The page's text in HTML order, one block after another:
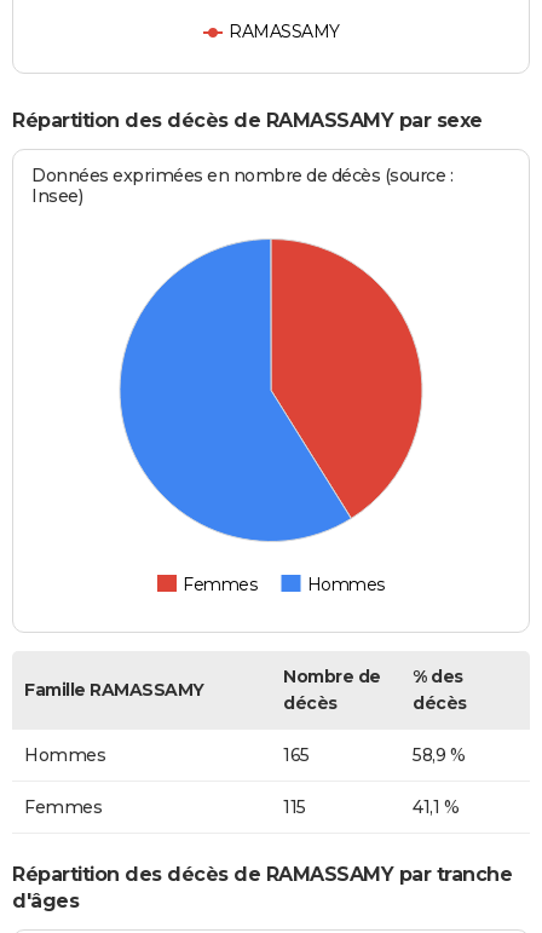
RAMASSAMY
Répartition des décès de RAMASSAMY par sexe
Données exprimées en nombre de décès (source :
Insee)
Femmes Hommes
Famille RAMASSAMY
Nombre de
décès
% des
décès
Hommes 165 58,9 %
Femmes 115 41,1 %
Répartition des décès de RAMASSAMY par tranche
d'âges